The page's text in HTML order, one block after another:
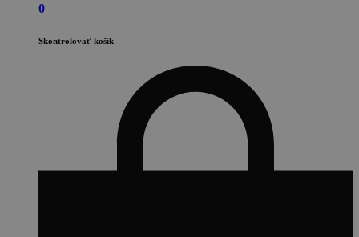
0
Skontrolovať košík